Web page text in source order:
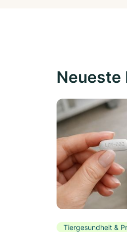
Neueste
Tiergesundheit &